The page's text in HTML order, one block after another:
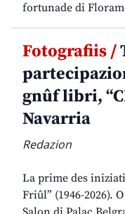
fortunade di
Fotografiis /
gnûf libri,
Navarria
Redazion
La prime des
Friûl” (1946-2026).